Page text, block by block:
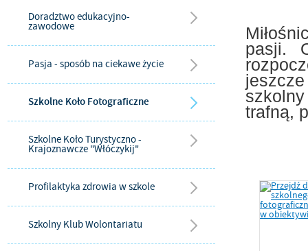
Doradztwo edukacyjno-
zawodowe
Pasja - sposób na ciekawe życie
Szkolne Koło Fotograficzne
Szkolne Koło Turystyczno -
Krajoznawcze "Włóczykij"
Profilaktyka zdrowia w szkole
Szkolny Klub Wolontariatu
pasji.
trafną,